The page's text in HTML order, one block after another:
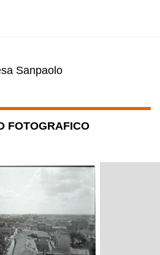
Sanpaolo
FOTOGRAFICO